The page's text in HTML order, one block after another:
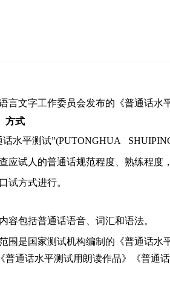
言文字工作委员会发布的《普通话
方式
话水平测试”(PUTONGHUA
应试人的普通话规范程度、熟练程
试方式进行。
容包括普通话语音、词汇和语法。
围是国家测试机构编制的《普通话
普通话水平测试用朗读作品》《普通